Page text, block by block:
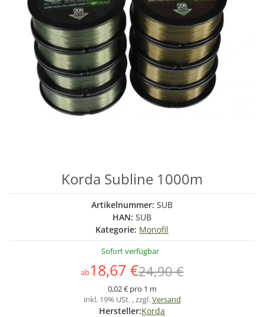
Korda Subline 1000m
Artikelnummer: SUB
HAN: SUB
Kategorie: Monofil
Sofort verfügbar
ab18,67 €24,90 €
0,02 € pro 1 m
inkl. 19% USt. , zzgl.Versand
Hersteller:Korda